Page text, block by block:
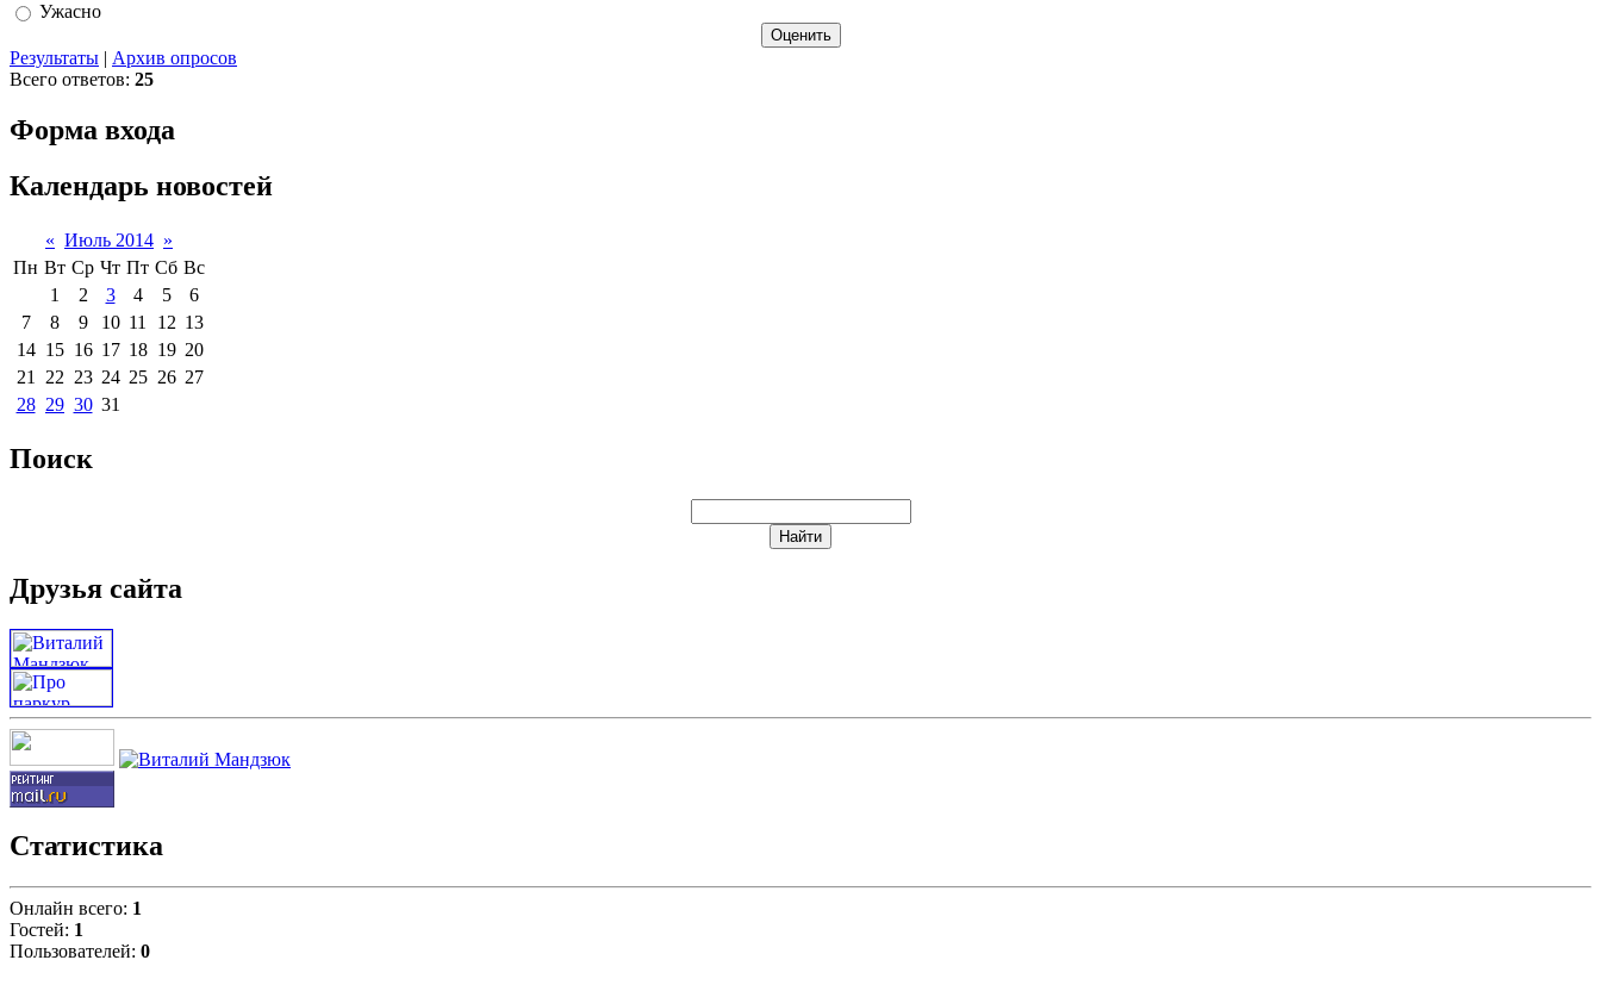
Ужасно
Результаты | Архив опросов
Всего ответов: 25
Форма входа
Календарь новостей
« Июль 2014 »
Пн Вт Ср Чт Пт Сб Вс
1
2 3 4 5
6
7
8 9 10 11 12 13
14 15 16 17 18 19 20
21
22 23 24 25 26 27
28 29 30 31
Поиск
Друзья сайта
Статистика
Онлайн всего: 1
Гостей: 1
Пользователей: 0